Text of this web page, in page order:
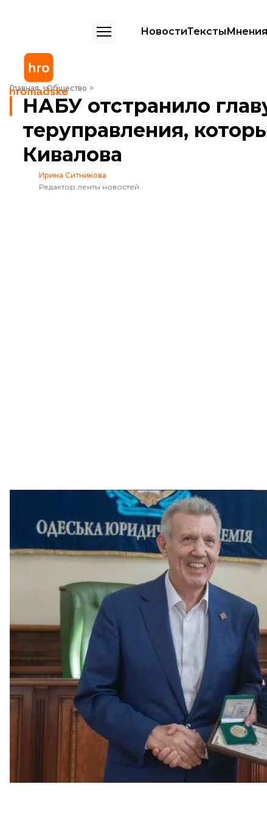
НовостиТекстыМнения
Главная Общество
НАБУ отстранило главу Одесского теруправления, который
НАБУ отстранило
теруправления,
Кивалова
Ирина Ситникова
Редактор ленты новостей
Сергей Кивалов
Национальный университет
Национальное антикоррупционное бюро
Одесского территориального управления
мероприятии с бывшим
сообщило, что Деулин принимал участие
проходило в стенах Национального
Издание ZN.UA со ссылкой на источники в НАБУ
присутствовали местные представители
Кивалов вручил награду Деулину, причем не от
встрече.
«Показательно, что другие гости получили
теруправления НАБУ — еще и ценную монету
даже это серебро, то цена подарка уже выше
придется расстаться и поставить его на баланс